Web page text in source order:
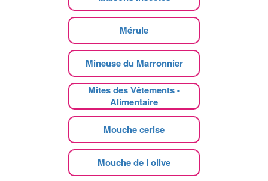
Mérule
Mineuse du Marronnier
Mites des Vêtements -
Alimentaire
Mouche cerise
Mouche de l olive